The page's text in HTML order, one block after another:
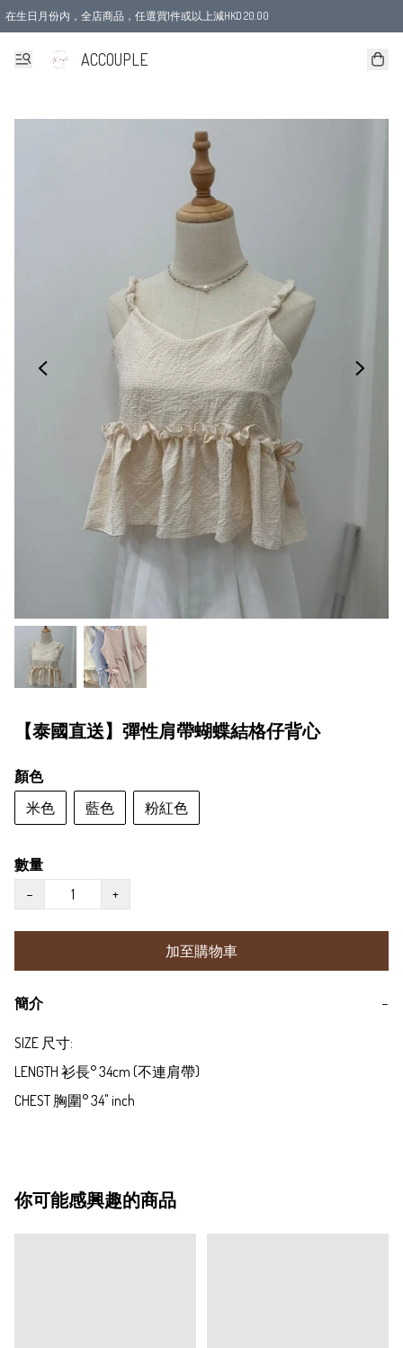
在生日月份内，全店商品，任選買1件或以上減HKD 20.00
ACCOUPLE
【泰國直送】彈性肩帶蝴蝶結格仔背心
顏色
米色
藍色 粉紅色
數量
−
+
加至購物車
簡介 −
SIZE 尺寸:
LENGTH 衫長° 34cm (不連肩帶)
CHEST 胸圍° 34" inch
你可能感興趣的商品